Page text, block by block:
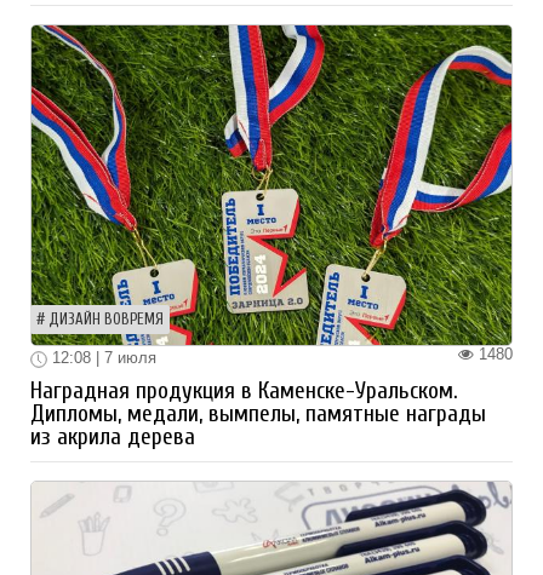
ДИЗАЙН ВОВРЕМЯ
1480
12:08 | 7 июля
Наградная продукция в Каменске-Уральском.
Дипломы, медали, вымпелы, памятные награды
из акрила дерева